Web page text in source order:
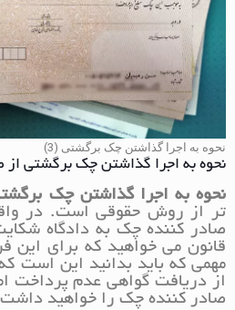
نحوه به اجرا گذاشتن چک برگشتی (3)
نحوه به اجرا گذاشتن چک برگشتی از
نحوه به اجرا گذاشتن چک
تر از روش حقوقی است. در
صادر کننده چک به دادگاه
قانون می خواهید که برای این
مهمی که باید بدانید این است
از دریافت گواهی عدم پرداخت
صادر کننده چک را خواهید